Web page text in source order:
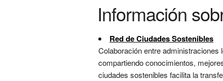
Información
Red de Ciudades Sostenibles
Colaboración entre
compartiendo conocimientos,
ciudades sostenibles facilita la